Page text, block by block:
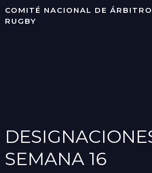
Saltar
COMITÉ NACIONAL DE
RUGBY
SEMANA 16